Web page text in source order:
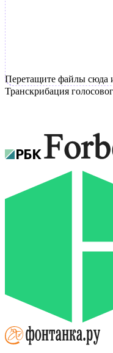
Перетащите файлы сюда
Транскрибация